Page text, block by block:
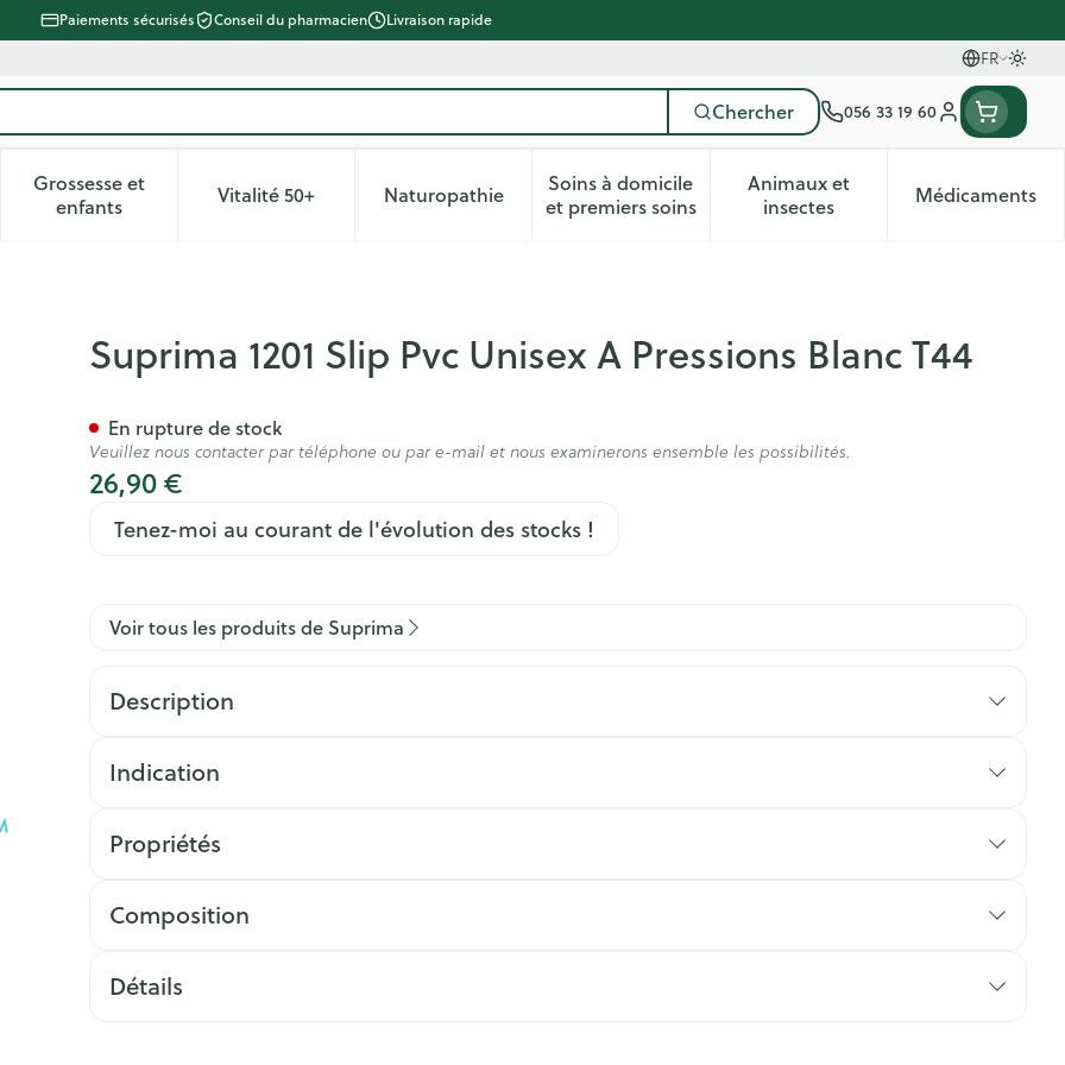
Paiements sécurisés Conseil du pharmacien Livraison rapide
FR
Langues
Chercher 056 33 19 60
Menu client
Beauté, soins et hygiène
menu pour la catégorie Régime, alimentation & vitamines
Grossesse et
enfantsAfficher le sous-menu pour la catégorie Grossesse et enfants
Vitalité 50+Afficher le sous-menu pour la catégorie Vitalité 50+
Naturopathie
Afficher le sous-menu pour la catégorie Naturopathie
Soins à domicile
et premiers soinsAfficher le sous-menu pour la catégorie Soins à
Animaux et
insectes
Afficher le sous-menu pour
Médicaments
Afficher
A Pressions Blanc T44
Suprima 1201 Slip Pvc Unisex A Pressions Blanc T44
26,90 €
Tenez-moi au courant de l'évolution des stocks !
En rupture de stock
Veuillez nous contacter par téléphone ou par e-mail et nous examinerons ensemble les possibilités.
Voir tous les produits de Suprima
Description
Indication
Propriétés
Composition
Détails